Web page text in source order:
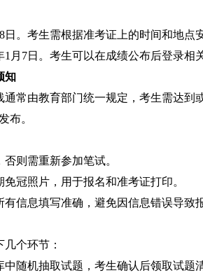
8日。考生需根据准考证上的时间和地点
1月7日。考生可以在成绩公布后登录相
知
常由教育部门统一规定，考生需达到
布。
则需重新参加笔试。
冠照片，用于报名和准考证打印。
信息填写准确，避免因信息错误导致
个环节：
中随机抽取试题，考生确认后领取试题